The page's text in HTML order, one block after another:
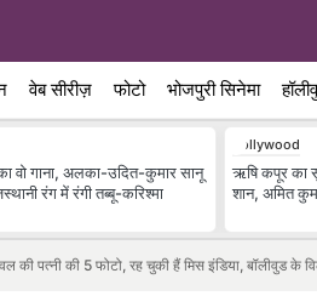
वेब सीरीज़ फोटो भोजपुरी सिनेमा
वो गाना, अलका-उदित-कुमार सानू
रंग में रंगी तब्बू-करिश्मा
Bollywood
ऋषि कपूर का
शान, अमित
की पत्नी की 5 फोटो, रह चुकी हैं मिस इंडिया, बॉलीवुड के